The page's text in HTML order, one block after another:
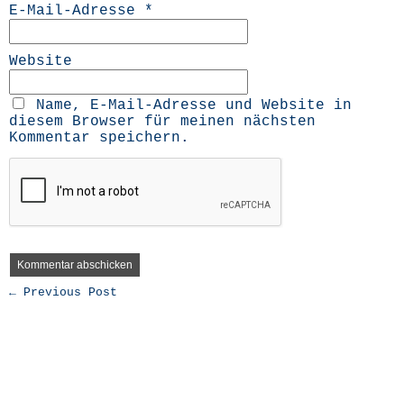
E-Mail-Adresse *
Website
Name, E-Mail-Adresse und Website in
diesem Browser für meinen nächsten
Kommentar speichern.
← Previous Post